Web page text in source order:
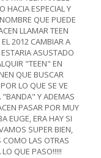
HACIA ESPECIAL Y
QUE PUEDE
LLAMAR TEEN
2012 CAMBIAR A
ASUSTADO
"TEEN" EN
QUE BUSCAR
LO QUE SE VE
"BANDA" Y ADEMAS
PASAR POR MUY
EUGE, ERA HAY SI
SUPER BIEN,
LAS OTRAS
QUE PASO!!!!!